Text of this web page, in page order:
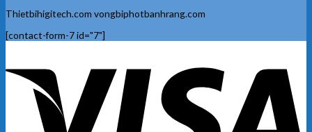
Thietbihigitech.com vongbiphotbanhrang.com
[contact-form-7 id="7"]